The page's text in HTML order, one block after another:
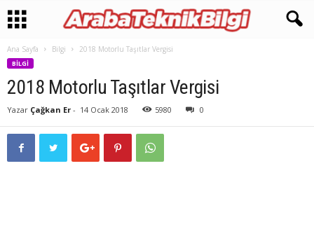
Ana Sayfa Bilgi 2018 Motorlu Taşıtlar Vergisi
BILGI
2018 Motorlu Taşıtlar Vergisi
Yazar Çağkan Er - 14 Ocak 2018 5980 0